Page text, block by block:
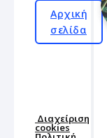
Admin
31/01/2022
79
2